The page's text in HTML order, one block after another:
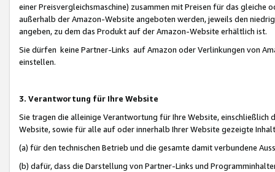
einer Preisvergleichsmaschine) zusammen mit Preisen für das
außerhalb der Amazon-Website angeboten werden, jeweils den
angeben, zu dem das Produkt auf der Amazon-Website erhältlich ist.
Sie dürfen keine Partner-Links auf Amazon oder Verlinkungen von
einstellen.
3. Verantwortung für Ihre Website
Sie tragen die alleinige Verantwortung für Ihre Website,
Website, sowie für alle auf oder innerhalb Ihrer Website gezeigte
(a) für den technischen Betrieb und die gesamte damit verbundene
(b) dafür, dass die Darstellung von Partner-Links und